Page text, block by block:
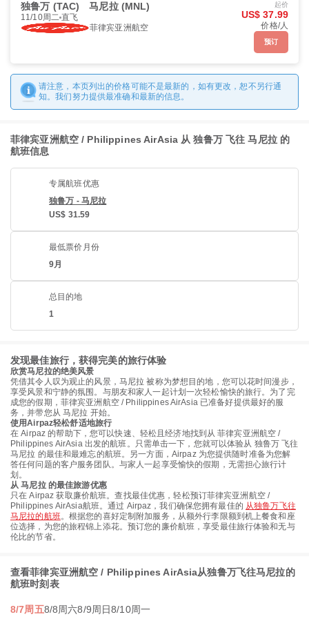
独鲁万 (TAC) 马尼拉 (MNL)
11/10周二 直飞
菲律宾亚洲航空
起价
US$ 37.99
价格/人
预订
请注意，本页列出的价格可能不是最新的，如有更改，恕不另行通
知。我们努力提供最准确和最新的信息。
菲律宾亚洲航空 / Philippines AirAsia 从 独鲁万 飞往 马尼拉 的
航班信息
专属航班优惠
独鲁万 - 马尼拉
US$ 31.59
最低票价月份
9月
总目的地
1
发现最佳旅行，获得完美的旅行体验
欣赏马尼拉的绝美风景
凭借其令人叹为观止的风景，马尼拉 被称为梦想目的地，您可以花时间漫步，
享受风景和宁静的氛围。与朋友和家人一起计划一次轻松愉快的旅行。为了完
成您的假期，菲律宾亚洲航空 / Philippines AirAsia 已准备好提供最好的服
务，并带您从 马尼拉 开始。
使用Airpaz轻松舒适地旅行
在 Airpaz 的帮助下，您可以快速、轻松且经济地找到从 菲律宾亚洲航空 /
Philippines AirAsia 出发的航班。只需单击一下，您就可以体验从 独鲁万 飞往
马尼拉 的最佳和最难忘的航班。另一方面，Airpaz 为您提供随时准备为您解
答任何问题的客户服务团队。与家人一起享受愉快的假期，无需担心旅行计
划。
从 马尼拉 的最佳旅游优惠
只在 Airpaz 获取廉价航班。查找最佳优惠，轻松预订菲律宾亚洲航空 /
Philippines AirAsia航班。通过 Airpaz，我们确保您拥有最佳的 从独鲁万飞往
马尼拉的航班。根据您的喜好定制附加服务，从额外行李限额到机上餐食和座
位选择，为您的旅程锦上添花。预订您的廉价航班，享受最佳旅行体验和无与
伦比的节省。
查看菲律宾亚洲航空 / Philippines AirAsia从独鲁万飞往马尼拉的
航班时刻表
8/7周五8/8周六8/9周日8/10周一